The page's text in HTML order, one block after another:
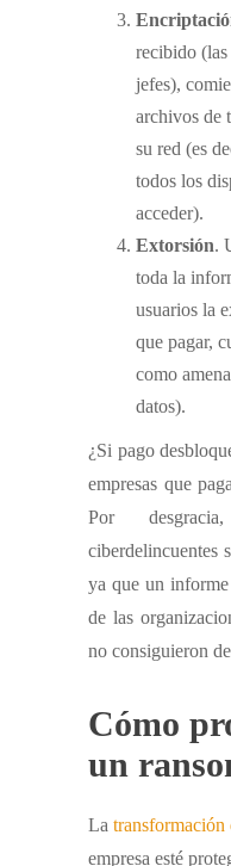
recibido
jefes),
archivos de
su red (es
todos los
acceder).
Extorsión.
toda la
usuarios la
que pagar,
como
datos).
¿Si pago
empresas que
Por
ciberdelincuentes
ya que un
de las
no consiguieron
Cómo
un
La transformación
empresa esté